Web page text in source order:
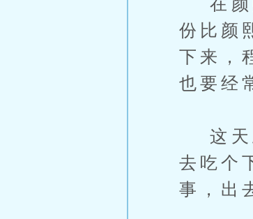
份比颜
下来，
也要经
这天
去吃个
事，出